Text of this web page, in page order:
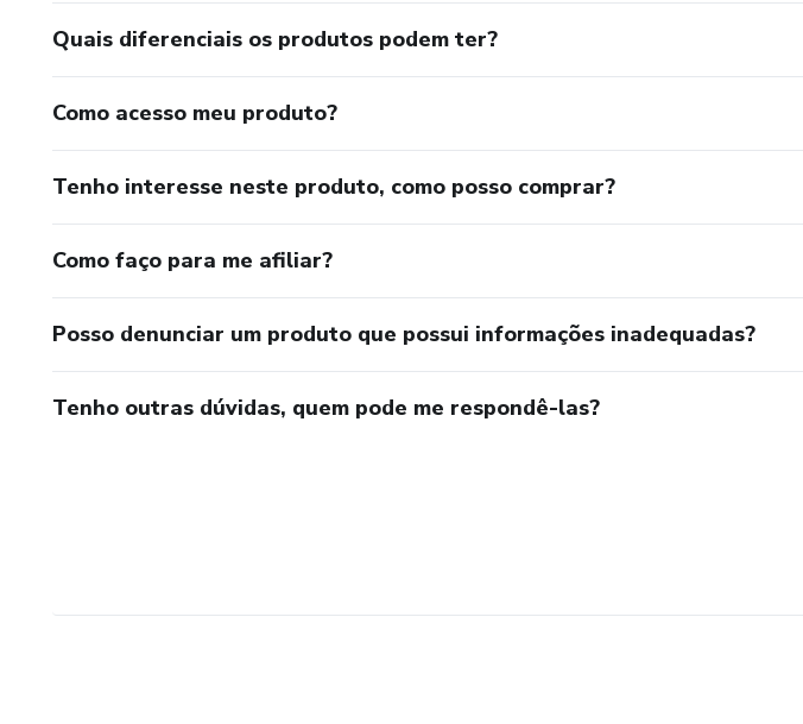
Quais diferenciais os produtos podem ter?
Como acesso meu produto?
Tenho interesse neste produto, como posso comprar?
Como faço para me afiliar?
Posso denunciar um produto que possui informações inadequadas?
Tenho outras dúvidas, quem pode me respondê-las?